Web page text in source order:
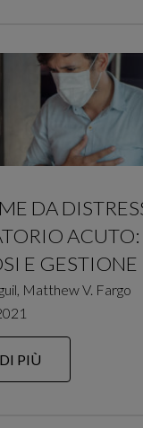
DA
ACUTO:
E GESTIONE
Matthew V. Fargo
PIÙ